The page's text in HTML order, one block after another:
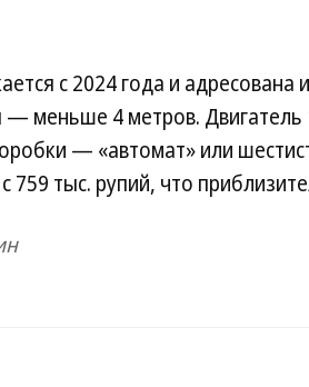
с 2024 года и
меньше 4 метров. Двигатель
— «автомат» или
759 тыс. рупий, что